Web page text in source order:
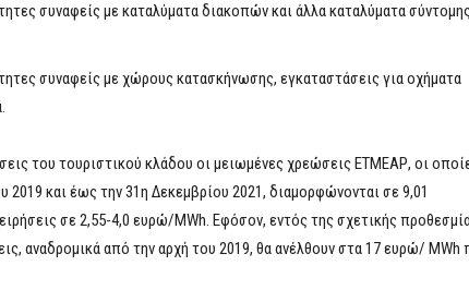
συναφείς με καταλύματα διακοπών και άλλα καταλύματα
συναφείς με χώρους κατασκήνωσης, εγκαταστάσεις για οχήματα
του τουριστικού κλάδου οι μειωμένες χρεώσεις ΕΤΜΕΑΡ, οι
2019 και έως την 31η Δεκεμβρίου 2021, διαμορφώνονται σε 9,01
σε 2,55-4,0 ευρώ/MWh. Εφόσον, εντός της σχετικής
αναδρομικά από την αρχή του 2019, θα ανέλθουν στα 17 ευρώ/ MWh